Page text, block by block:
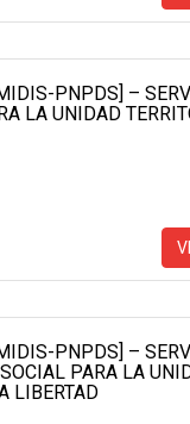
PNPDS] –
LA UNIDAD
PNPDS] –
PARA LA
LIBERTAD